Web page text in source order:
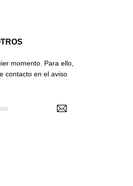
momento. Para ello,
contacto en el aviso